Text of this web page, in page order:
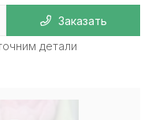
Заказать
детали